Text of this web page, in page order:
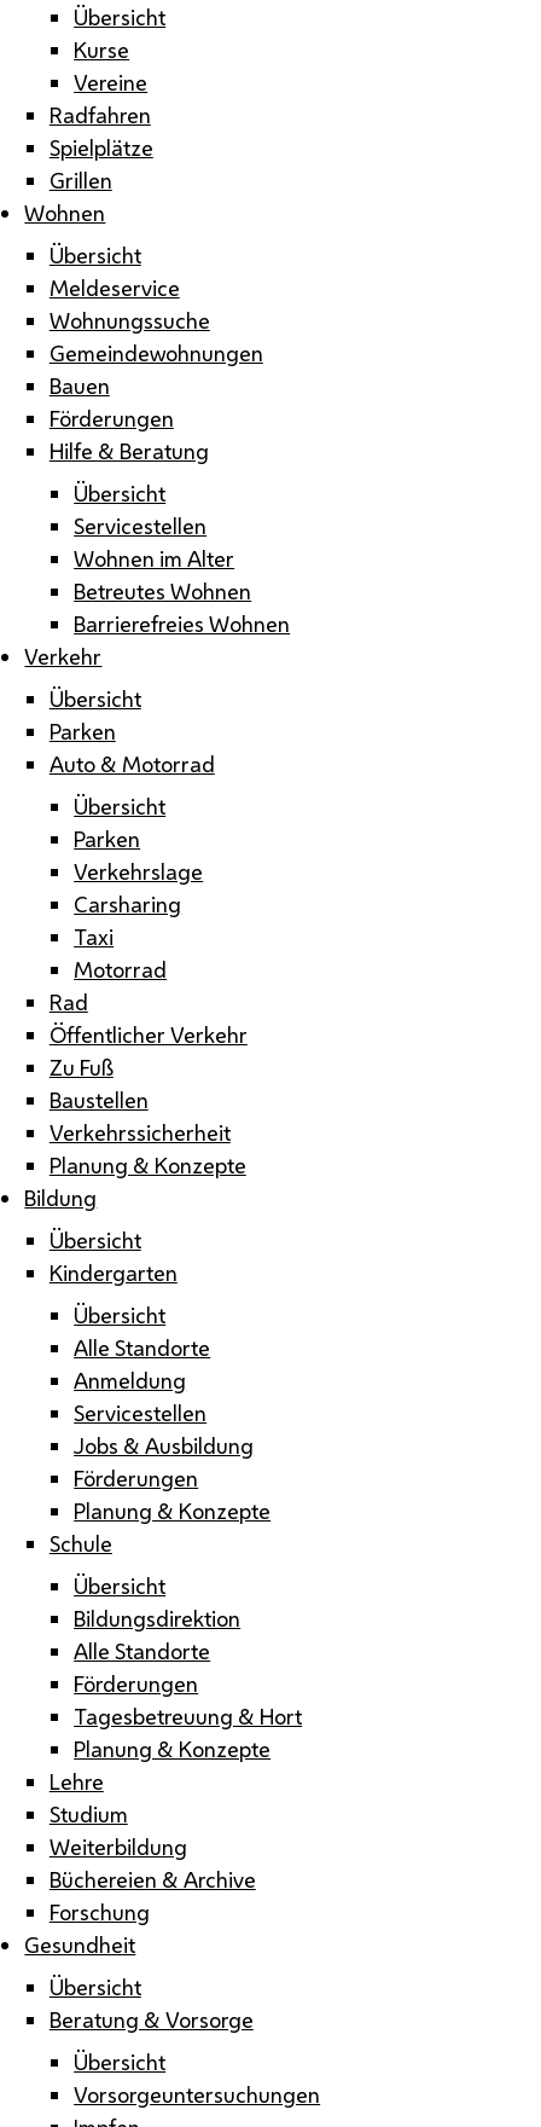
Übersicht
Kurse
Vereine
Radfahren
Spielplätze
Grillen
Wohnen
Übersicht
Meldeservice
Wohnungssuche
Gemeindewohnungen
Bauen
Förderungen
Hilfe & Beratung
Übersicht
Servicestellen
Wohnen im Alter
Betreutes Wohnen
Barrierefreies Wohnen
Verkehr
Übersicht
Parken
Auto & Motorrad
Übersicht
Parken
Verkehrslage
Carsharing
Taxi
Motorrad
Rad
Öffentlicher Verkehr
Zu Fuß
Baustellen
Verkehrssicherheit
Planung & Konzepte
Bildung
Übersicht
Kindergarten
Übersicht
Alle Standorte
Anmeldung
Servicestellen
Jobs & Ausbildung
Förderungen
Planung & Konzepte
Schule
Übersicht
Bildungsdirektion
Alle Standorte
Förderungen
Tagesbetreuung & Hort
Planung & Konzepte
Lehre
Studium
Weiterbildung
Büchereien & Archive
Forschung
Gesundheit
Übersicht
Beratung & Vorsorge
Übersicht
Vorsorgeuntersuchungen